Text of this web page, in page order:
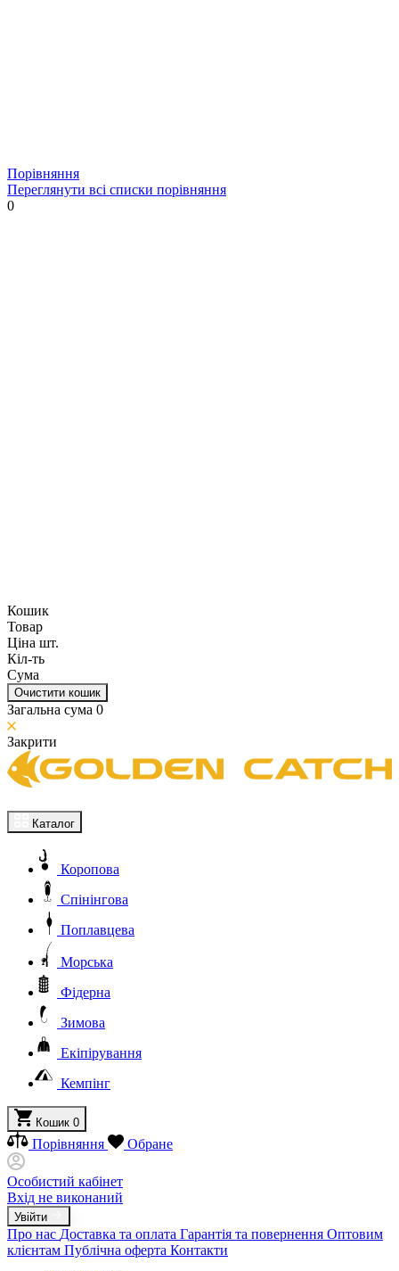
Порівняння
Переглянути всі списки порівняння
0
Кошик
Товар
Ціна шт.
Кіл-ть
Сума
Очистити кошик
Загальна сума 0
Закрити
Каталог
Коропова
Спінінгова
Поплавцева
Морська
Фідерна
Зимова
Екіпірування
Кемпінг
Кошик 0
Порівняння Обране
Особистий кабінет
Вхід не виконаний
Увійти
Про нас Доставка та оплата Гарантія та повернення Оптовим
клієнтам Публічна оферта Контакти